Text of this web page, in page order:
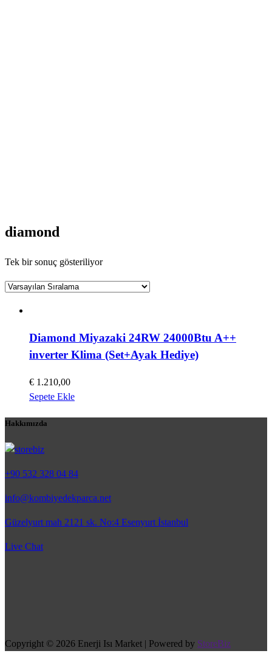
diamond
Tek bir sonuç gösteriliyor
Diamond Miyazaki 24RW 24000Btu A++
inverter Klima (Set+Ayak Hediye)
€ 1.210,00
Sepete Ekle
Hakkımızda
+90 532 328 04 84
info@kombiyedekparca.net
Güzelyurt mah 2121 sk. No:4 Esenyurt İstanbul
Live Chat
Copyright © 2026 Enerji Isı Market | Powered by StoreBiz